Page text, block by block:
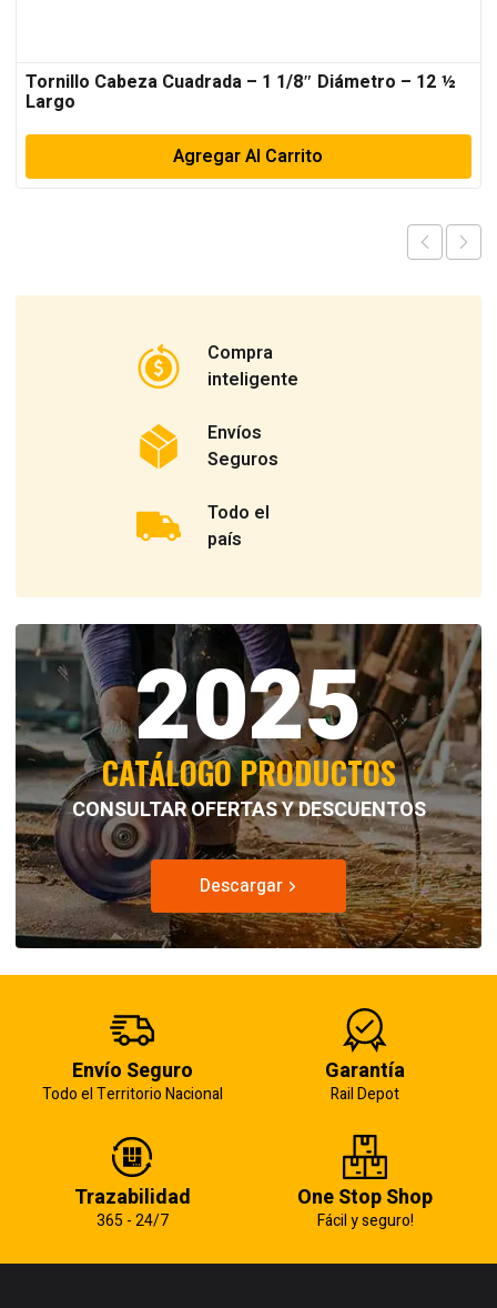
Tornillo Cabeza Cuadrada – 1 1/8″ Diámetro – 12 ½
Largo
Agregar Al Carrito
Compra
inteligente
Envíos
Seguros
Todo el
país
2025
CATÁLOGO PRODUCTOS
CONSULTAR OFERTAS Y DESCUENTOS
Descargar
Envío Seguro
Todo el Territorio Nacional
Garantía
Rail Depot
Trazabilidad
365 - 24/7
One Stop Shop
Fácil y seguro!